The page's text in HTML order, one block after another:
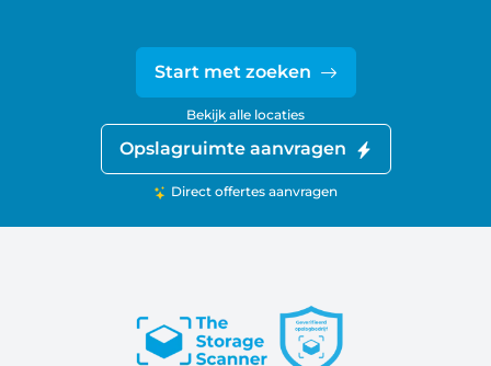
Start met zoeken
Bekijk alle locaties
Opslagruimte aanvragen
Direct offertes aanvragen